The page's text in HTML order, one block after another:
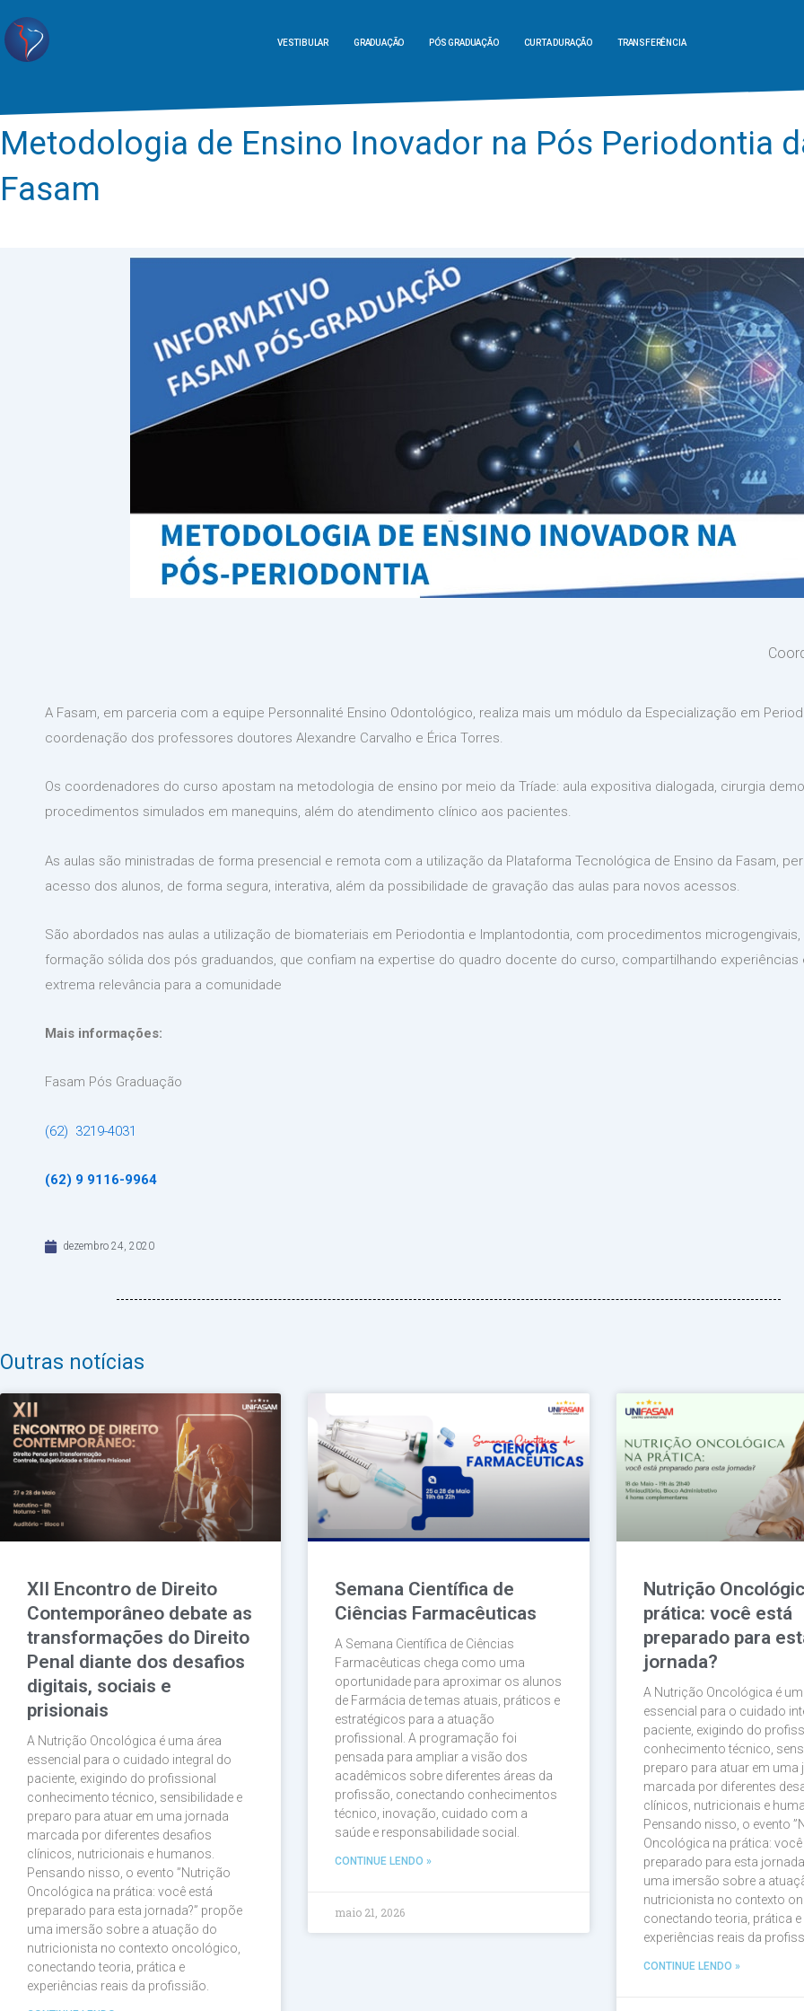
VESTIBULAR GRADUAÇÃO PÓS GRADUAÇÃO CURTA DURAÇÃO TRANSFERÊNCIA
Metodologia de Ensino Inovador na Pós Periodontia
Fasam
A Fasam, em parceria com a equipe Personnalité Ensino Odontológico, realiza mais um módulo da Especialização em
coordenação dos professores doutores Alexandre Carvalho e Érica Torres.
Os coordenadores do curso apostam na metodologia de ensino por meio da Tríade: aula expositiva dialogada, cirurgia
procedimentos simulados em manequins, além do atendimento clínico aos pacientes.
As aulas são ministradas de forma presencial e remota com a utilização da Plataforma Tecnológica de Ensino da Fasam,
acesso dos alunos, de forma segura, interativa, além da possibilidade de gravação das aulas para novos acessos.
São abordados nas aulas a utilização de biomateriais em Periodontia e Implantodontia, com procedimentos
formação sólida dos pós graduandos, que confiam na expertise do quadro docente do curso, compartilhando
extrema relevância para a comunidade
Mais informações:
Fasam Pós Graduação
(62) 3219-4031
(62) 9 9116-9964
dezembro 24, 2020
Outras notícias
XII Encontro de Direito
Contemporâneo debate as
transformações do Direito
Penal diante dos desafios
digitais, sociais e
prisionais
A Nutrição Oncológica é uma área
essencial para o cuidado integral do
paciente, exigindo do profissional
conhecimento técnico, sensibilidade e
preparo para atuar em uma jornada
marcada por diferentes desafios
clínicos, nutricionais e humanos.
Pensando nisso, o evento ”Nutrição
Oncológica na prática: você está
preparado para esta jornada?” propõe
uma imersão sobre a atuação do
nutricionista no contexto oncológico,
conectando teoria, prática e
experiências reais da profissião.
Semana Científica de
Ciências Farmacêuticas
A Semana Científica de Ciências
Farmacêuticas chega como uma
oportunidade para aproximar os alunos
de Farmácia de temas atuais, práticos e
estratégicos para a atuação
profissional. A programação foi
pensada para ampliar a visão dos
acadêmicos sobre diferentes áreas da
profissão, conectando conhecimentos
técnico, inovação, cuidado com a
saúde e responsabilidade social.
CONTINUE LENDO »
maio 21, 2026
Nutrição
prática: você está
preparado para
jornada?
A Nutrição Oncológica é
essencial para o cuidado
paciente, exigindo do
conhecimento técnico,
preparo para atuar em uma
marcada por diferentes
clínicos, nutricionais e
Pensando nisso, o evento
Oncológica na prática: você
preparado para esta
uma imersão sobre a
nutricionista no contexto
conectando teoria, prática e
experiências reais da
CONTINUE LENDO »
Página
PáginaPágina